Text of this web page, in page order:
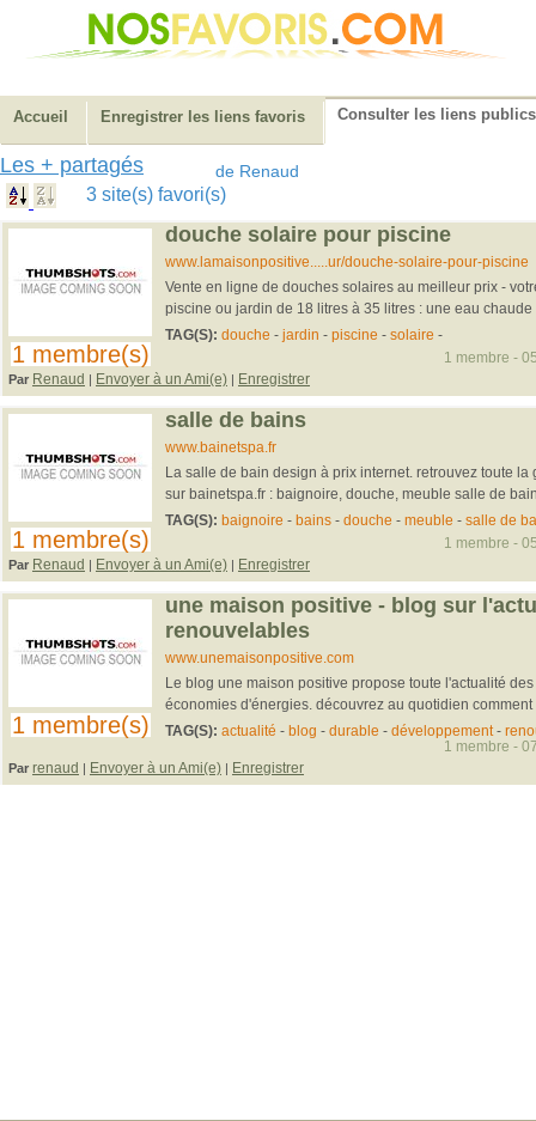
Accueil Enregistrer les liens favoris Consulter les liens publics
Les + partagés de Renaud
3 site(s) favori(s)
1 membre(s)
douche solaire pour piscine
www.lamaisonpositive.....ur/douche-solaire-pour-piscine
Vente en ligne de douches solaires au meilleur prix -
piscine ou jardin de 18 litres à 35 litres : une eau chaude
TAG(S): douche - jardin - piscine - solaire -
Par Renaud | Envoyer à un Ami(e) | Enregistrer
1 membre -
1 membre(s)
salle de bains
www.bainetspa.fr
La salle de bain design à prix internet. retrouvez toute
sur bainetspa.fr : baignoire, douche, meuble salle de
TAG(S): baignoire - bains- douche - meuble - salle de
Par Renaud | Envoyer à un Ami(e) | Enregistrer
1 membre -
1 membre(s)
une maison positive - blog sur
renouvelables
www.unemaisonpositive.com
Le blog une maison positive propose toute l'actualité
économies d'énergies. découvrez au quotidien
TAG(S): actualité - blog - durable - développement-
Par renaud | Envoyer à un Ami(e) | Enregistrer
1 membre -